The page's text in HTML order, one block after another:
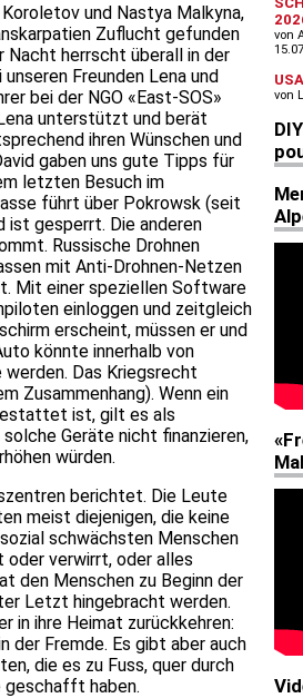
und Nastya Malkyna,
Zuflucht gefunden
Nacht herrscht überall in der
Freunden Lena und
bei der NGO «East-SOS»
unterstützt und berät
ihren Wünschen und
gaben uns gute Tipps für
letzten Besuch im
führt über Pokrowsk (seit
gesperrt. Die anderen
Russische Drohnen
mit Anti-Drohnen-Netzen
Mit einer speziellen Software
einloggen und zeitgleich
erscheint, müssen er und
könnte innerhalb von
Das Kriegsrecht
Zusammenhang). Wenn ein
ist, gilt es als
Geräte nicht finanzieren,
würden.
berichtet. Die Leute
meist diejenigen, die keine
schwächsten Menschen
oder verwirrt, oder alles
den Menschen zu Beginn der
Letzt hingebracht werden.
in ihre Heimat zurückkehren:
der Fremde. Es gibt aber auch
die es zu Fuss, quer durch
geschafft haben.